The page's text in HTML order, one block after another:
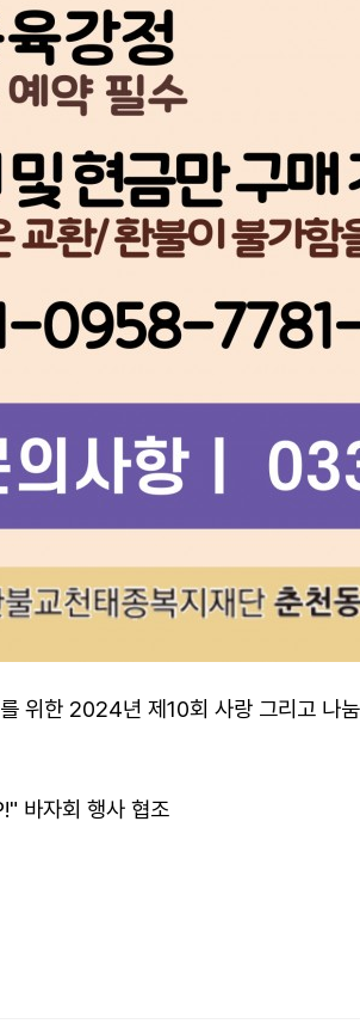
위한 2024년 제10회 사랑 그리고 나
바자회 행사 협조